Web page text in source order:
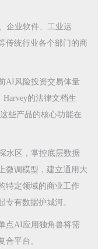
企业软件、工业运
传统行业各个部门的商
AI风险投资交易体量
的法律文档生
些产品的核心功能在
水区，掌控底层数据
微调模型，建立通用大
特定领域的商业工作
专有数据护城河。
点AI应用独角兽将需
合平台。